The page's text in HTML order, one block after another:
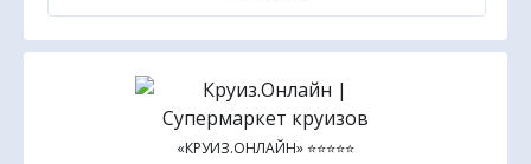
«КРУИЗ.ОНЛАЙН» ⭐⭐⭐⭐⭐